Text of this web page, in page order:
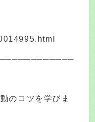
のコツを学びま